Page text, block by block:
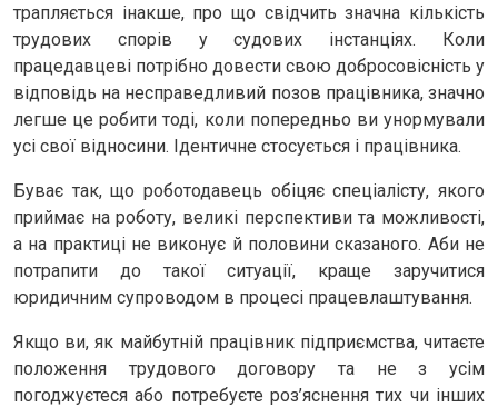
трапляється інакше, про що свідчить значна кількість
трудових спорів у судових інстанціях. Коли
працедавцеві потрібно довести свою добросовісність у
відповідь на несправедливий позов працівника, значно
легше це робити тоді, коли попередньо ви унормували
усі свої відносини. Ідентичне стосується і працівника.
Буває так, що роботодавець обіцяє спеціалісту, якого
приймає на роботу, великі перспективи та можливості,
а на практиці не виконує й половини сказаного. Аби не
потрапити до такої ситуації, краще заручитися
юридичним супроводом в процесі працевлаштування.
Якщо ви, як майбутній працівник підприємства, читаєте
положення трудового договору та не з усім
погоджуєтеся або потребуєте роз’яснення тих чи інших